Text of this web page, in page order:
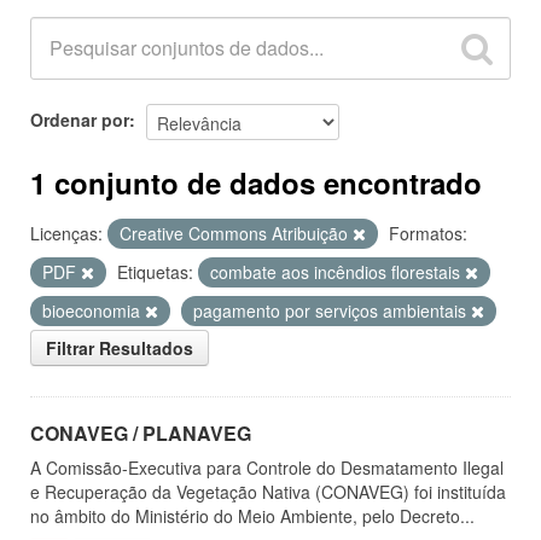
Ordenar por
1 conjunto de dados encontrado
Licenças: Creative Commons Atribuição
Formatos:
PDF
Etiquetas:
combate aos incêndios florestais
bioeconomia
pagamento por serviços ambientais
Filtrar Resultados
CONAVEG / PLANAVEG
A Comissão-Executiva para Controle do Desmatamento Ilegal
e Recuperação da Vegetação Nativa (CONAVEG) foi instituída
no âmbito do Ministério do Meio Ambiente, pelo Decreto...